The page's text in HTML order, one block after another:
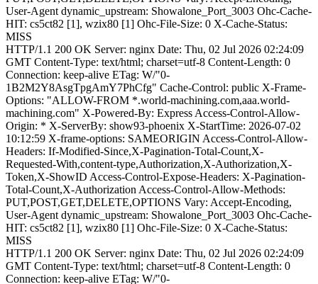
User-Agent dynamic_upstream: Showalone_Port_3003 Ohc-Cache-
HIT: cs5ct82 [1], wzix80 [1] Ohc-File-Size: 0 X-Cache-Status:
MISS
HTTP/1.1 200 OK Server: nginx Date: Thu, 02 Jul 2026 02:24:09
GMT Content-Type: text/html; charset=utf-8 Content-Length: 0
Connection: keep-alive ETag: W/"0-
1B2M2Y8AsgTpgAmY7PhCfg" Cache-Control: public X-Frame-
Options: "ALLOW-FROM *.world-machining.com,aaa.world-
machining.com" X-Powered-By: Express Access-Control-Allow-
Origin: * X-ServerBy: show93-phoenix X-StartTime: 2026-07-02
10:12:59 X-frame-options: SAMEORIGIN Access-Control-Allow-
Headers: If-Modified-Since,X-Pagination-Total-Count,X-
Requested-With,content-type,Authorization,X-Authorization,X-
Token,X-ShowID Access-Control-Expose-Headers: X-Pagination-
Total-Count,X-Authorization Access-Control-Allow-Methods:
PUT,POST,GET,DELETE,OPTIONS Vary: Accept-Encoding,
User-Agent dynamic_upstream: Showalone_Port_3003 Ohc-Cache-
HIT: cs5ct82 [1], wzix80 [1] Ohc-File-Size: 0 X-Cache-Status:
MISS
HTTP/1.1 200 OK Server: nginx Date: Thu, 02 Jul 2026 02:24:09
GMT Content-Type: text/html; charset=utf-8 Content-Length: 0
Connection: keep-alive ETag: W/"0-